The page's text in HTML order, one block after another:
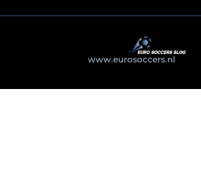
www.eurosoccers.nl. All